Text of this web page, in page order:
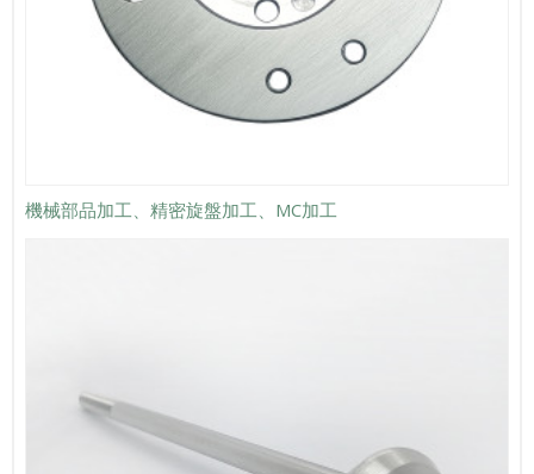
機械部品加工、精密旋盤加工、MC加工